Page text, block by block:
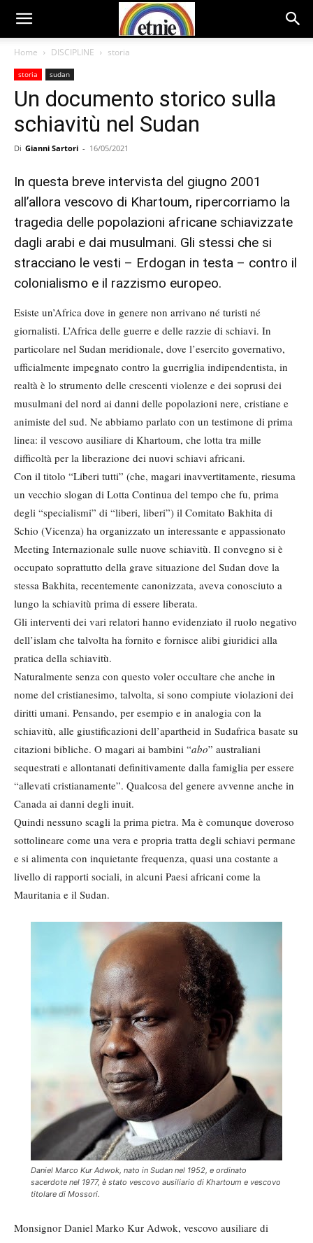
Home DISCIPLINE storia
storia sudan
Un documento storico sulla
schiavitù nel Sudan
Di Gianni Sartori - 16/05/2021
In questa breve intervista del giugno 2001
all’allora vescovo di Khartoum, ripercorriamo la
tragedia delle popolazioni africane schiavizzate
dagli arabi e dai musulmani. Gli stessi che si
stracciano le vesti – Erdogan in testa – contro il
colonialismo e il razzismo europeo.
Esiste un’Africa dove in genere non arrivano né turisti né
giornalisti. L’Africa delle guerre e delle razzie di schiavi. In
particolare nel Sudan meridionale, dove l’esercito governativo,
ufficialmente impegnato contro la guerriglia indipendentista, in
realtà è lo strumento delle crescenti violenze e dei soprusi dei
musulmani del nord ai danni delle popolazioni nere, cristiane e
animiste del sud. Ne abbiamo parlato con un testimone di prima
linea: il vescovo ausiliare di Khartoum, che lotta tra mille
difficoltà per la liberazione dei nuovi schiavi africani.
Con il titolo “Liberi tutti” (che, magari inavvertitamente, riesuma
un vecchio slogan di Lotta Continua del tempo che fu, prima
degli “specialismi” di “liberi, liberi”) il Comitato Bakhita di
Schio (Vicenza) ha organizzato un interessante e appassionato
Meeting Internazionale sulle nuove schiavitù. Il convegno si è
occupato soprattutto della grave situazione del Sudan dove la
stessa Bakhita, recentemente canonizzata, aveva conosciuto a
lungo la schiavitù prima di essere liberata.
Gli interventi dei vari relatori hanno evidenziato il ruolo negativo
dell’islam che talvolta ha fornito e fornisce alibi giuridici alla
pratica della schiavitù.
Naturalmente senza con questo voler occultare che anche in
nome del cristianesimo, talvolta, si sono compiute violazioni dei
diritti umani. Pensando, per esempio e in analogia con la
schiavitù, alle giustificazioni dell’apartheid in Sudafrica basate su
citazioni bibliche. O magari ai bambini “abo” australiani
sequestrati e allontanati definitivamente dalla famiglia per essere
“allevati cristianamente”. Qualcosa del genere avvenne anche in
Canada ai danni degli inuit.
Quindi nessuno scagli la prima pietra. Ma è comunque doveroso
sottolineare come una vera e propria tratta degli schiavi permane
e si alimenta con inquietante frequenza, quasi una costante a
livello di rapporti sociali, in alcuni Paesi africani come la
Mauritania e il Sudan.
Daniel Marco Kur Adwok, nato in Sudan nel 1952, e ordinato
sacerdote nel 1977, è stato vescovo ausiliario di Khartoum e vescovo
titolare di Mossori.
Monsignor Daniel Marko Kur Adwok, vescovo ausiliare di